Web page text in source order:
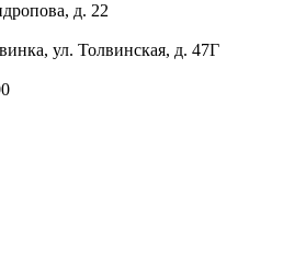
д. 22
ул. Толвинская, д. 47Г